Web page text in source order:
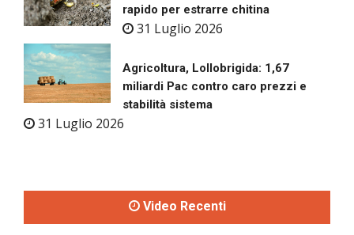
rapido per estrarre chitina
31 Luglio 2026
Agricoltura, Lollobrigida: 1,67
miliardi Pac contro caro prezzi e
stabilità sistema
31 Luglio 2026
Video Recenti